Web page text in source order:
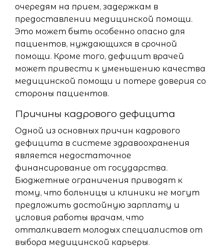
очередям на прием, задержкам в
предоставлении медицинской помощи.
Это может быть особенно опасно для
пациентов, нуждающихся в срочной
помощи. Кроме того, дефицит врачей
может привести к уменьшению качества
медицинской помощи и потере доверия со
стороны пациентов.
Причины кадрового дефицита
Одной из основных причин кадрового
дефицита в системе здравоохранения
является недостаточное
финансирование от государства.
Бюджетные ограничения приводят к
тому, что больницы и клиники не могут
предложить достойную зарплату и
условия работы врачам, что
отталкивает молодых специалистов от
выбора медицинской карьеры.